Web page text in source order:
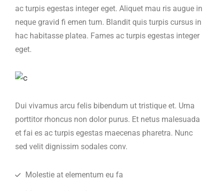
ac turpis egestas integer eget. Aliquet mau ris augue in
neque gravid fi emen tum. Blandit quis turpis cursus in
hac habitasse platea. Fames ac turpis egestas integer
eget.
Dui vivamus arcu felis bibendum ut tristique et. Urna
porttitor rhoncus non dolor purus. Et netus malesuada
et fai es ac turpis egestas maecenas pharetra. Nunc
sed velit dignissim sodales conv.
Molestie at elementum eu fa